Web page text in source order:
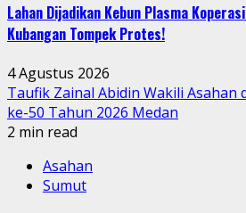
Lahan Dijadikan Kebun Plasma
Kubangan Tompek Protes!
4 Agustus 2026
Taufik Zainal Abidin Wakili Asahan
ke-50 Tahun 2026 Medan
2 min read
Asahan
Sumut